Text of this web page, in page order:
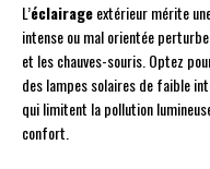
L’éclairageextérieur mérite
intense ou mal orientée
et les chauves-souris. Optez
des lampes solaires de faible
qui limitent la pollution
confort.